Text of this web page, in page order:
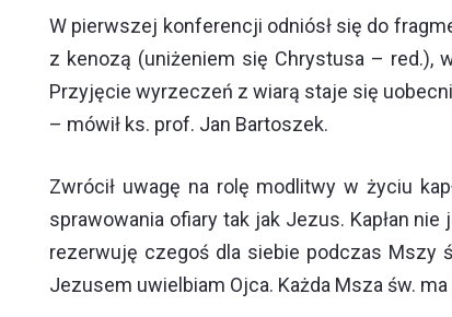
W pierwszej konferencji odniósł się do
z kenozą (uniżeniem się Chrystusa – red.),
Przyjęcie wyrzeczeń z wiarą staje się
– mówił ks. prof. Jan Bartoszek.
Zwrócił uwagę na rolę modlitwy w życiu
sprawowania ofiary tak jak Jezus. Kapłan
rezerwuję czegoś dla siebie podczas Mszy
Jezusem uwielbiam Ojca. Każda Msza św.